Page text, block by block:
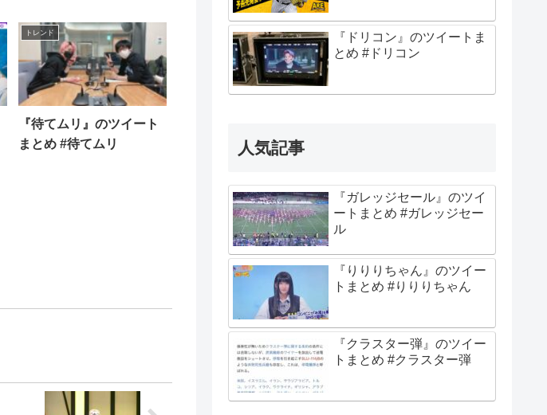
トレンド
『待てムリ』のツイート
まとめ #待てムリ
『ドリコン』のツイートま
とめ #ドリコン
人気記事
『ガレッジセール』のツイ
ートまとめ #ガレッジセー
ル
『りりりちゃん』のツイー
トまとめ #りりりちゃん
『クラスター弾』のツイー
トまとめ #クラスター弾